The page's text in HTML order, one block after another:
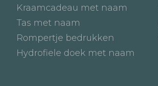
Kraamcadeau met naam
Tas met naam
Rompertje bedrukken
Hydrofiele doek met naam